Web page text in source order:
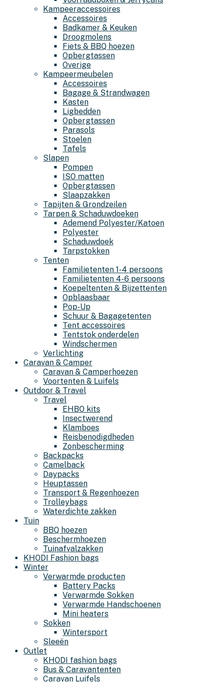
Kampeeraccessoires
Accessoires
Badkamer & Keuken
Droogmolens
Fiets & BBQ hoezen
Opbergtassen
Overige
Kampeermeubelen
Accessoires
Bagage & Strandwagen
Kasten
Ligbedden
Opbergtassen
Parasols
Stoelen
Tafels
Slapen
Pompen
ISO matten
Opbergtassen
Slaapzakken
Tapijten & Grondzeilen
Tarpen & Schaduwdoeken
Ademend Polyester/Katoen
Polyester
Schaduwdoek
Tarpstokken
Tenten
Familietenten 1-4 persoons
Familietenten 4-6 persoons
Koepeltenten & Bijzettenten
Opblaasbaar
Pop-Up
Schuur & Bagagetenten
Tent accessoires
Tentstok onderdelen
Windschermen
Verlichting
Caravan & Camper
Caravan & Camperhoezen
Voortenten & Luifels
Outdoor & Travel
Travel
EHBO kits
Insectwerend
Klamboes
Reisbenodigdheden
Zonbescherming
Backpacks
Camelback
Daypacks
Heuptassen
Transport & Regenhoezen
Trolleybags
Waterdichte zakken
Tuin
BBQ hoezen
Beschermhoezen
Tuinafvalzakken
KHODI Fashion bags
Winter
Verwarmde producten
Battery Packs
Verwarmde Sokken
Verwarmde Handschoenen
Mini heaters
Sokken
Wintersport
Sleeën
Outlet
KHODI fashion bags
Bus & Caravantenten
Caravan Luifels